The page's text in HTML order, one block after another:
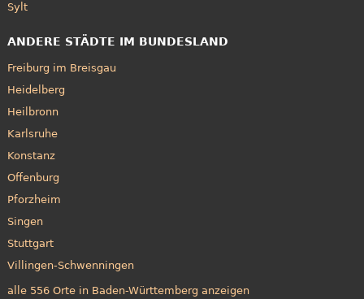
Sylt
ANDERE STÄDTE IM BUNDESLAND
Freiburg im Breisgau
Heidelberg
Heilbronn
Karlsruhe
Konstanz
Offenburg
Pforzheim
Singen
Stuttgart
Villingen-Schwenningen
alle 556 Orte in Baden-Württemberg anzeigen